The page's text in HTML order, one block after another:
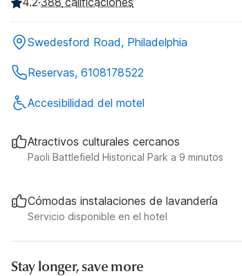
Swedesford Road, Philadelphia
Reservas, 6108178522
Accesibilidad del motel
Atractivos culturales cercanos
Paoli Battlefield Historical Park a 9 minutos
Cómodas instalaciones de lavandería
Servicio disponible en el hotel
Stay longer, save more